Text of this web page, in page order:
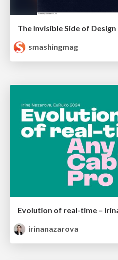
The Invisible Side of Design
smashingmag
irinanazarova